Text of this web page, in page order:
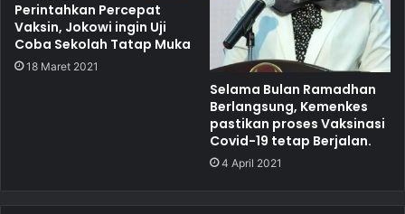
Perintahkan Percepat
Vaksin, Jokowi ingin Uji
Coba Sekolah Tatap Muka
18 Maret 2021
Selama Bulan Ramadhan
Berlangsung, Kemenkes
pastikan proses Vaksinasi
Covid-19 tetap Berjalan.
4 April 2021